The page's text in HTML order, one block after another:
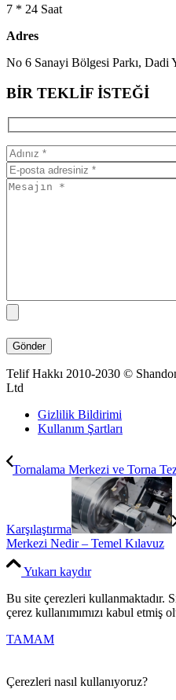
7 * 24 Saat
Adres
No 6 Sanayi Bölgesi Parkı, Dadi
BİR TEKLİF İSTEĞİ
Telif Hakkı 2010-2030 ©
Ltd
Gizlilik Bildirimi
Kullanım Şartları
Tornalama Merkezi ve Torna
Karşılaştırma
Merkezi Nedir – Temel Kılavuz
Yukarı kaydır
Bu site çerezleri kullanmaktadır.
çerez kullanımımızı kabul etmiş
TAMAM
Çerezleri nasıl kullanıyoruz?